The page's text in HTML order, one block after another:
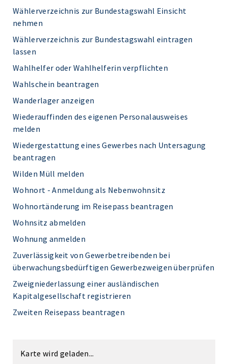
Wählerverzeichnis zur Bundestagswahl Einsicht
nehmen
Wählerverzeichnis zur Bundestagswahl eintragen
lassen
Wahlhelfer oder Wahlhelferin verpflichten
Wahlschein beantragen
Wanderlager anzeigen
Wiederauffinden des eigenen Personalausweises
melden
Wiedergestattung eines Gewerbes nach Untersagung
beantragen
Wilden Müll melden
Wohnort - Anmeldung als Nebenwohnsitz
Wohnortänderung im Reisepass beantragen
Wohnsitz abmelden
Wohnung anmelden
Zuverlässigkeit von Gewerbetreibenden bei
überwachungsbedürftigen Gewerbezweigen überprüfen
Zweigniederlassung einer ausländischen
Kapitalgesellschaft registrieren
Zweiten Reisepass beantragen
Karte wird geladen...